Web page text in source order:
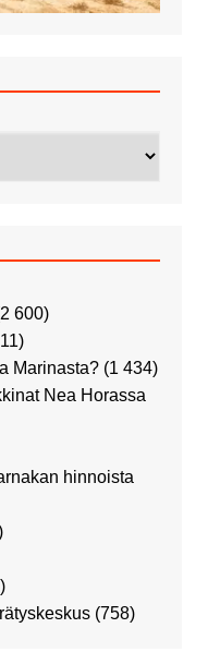
600)
Marinasta? (1 434)
Nea Horassa
hinnoista
(758)